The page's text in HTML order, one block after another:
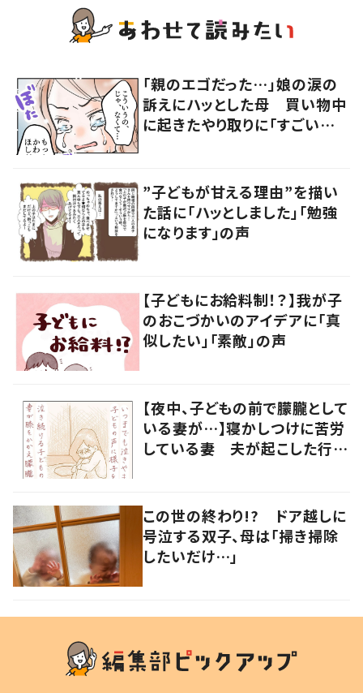
「親のエゴだった…」娘の涙の
訴えにハッとした母 買い物中
に起きたやり取りに「すごい分
”子どもが甘える理由”を描い
た話に「ハッとしました」「勉強
になります」の声
【子どもにお給料制！？】我が子
のおこづかいのアイデアに「真
似したい」「素敵」の声
【夜中、子どもの前で朦朧として
いる妻が…】寝かしつけに苦労
している妻 夫が起こした行動
この世の終わり!? ドア越しに
号泣する双子、母は「掃き掃除
したいだけ…」